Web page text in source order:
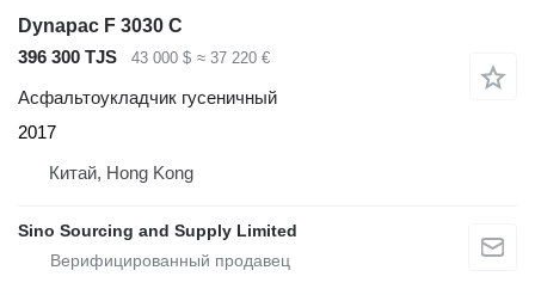
Dynapac F 3030 C
396 300 TJS
43 000 $ ≈ 37 220 €
Асфальтоукладчик гусеничный
2017
Китай, Hong Kong
Sino Sourcing and Supply Limited